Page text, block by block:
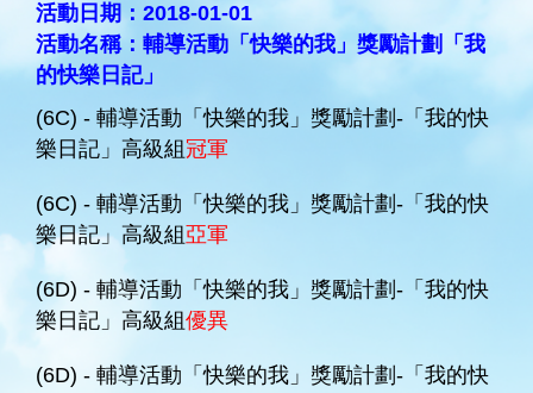
活動日期：2018-01-01
活動名稱：輔導活動「快樂的我」獎勵計劃「我
的快樂日記」
(6C) - 輔導活動「快樂的我」獎勵計劃-「我的快
樂日記」高級組 冠軍
(6C) - 輔導活動「快樂的我」獎勵計劃-「我的快
樂日記」高級組 亞軍
(6D) - 輔導活動「快樂的我」獎勵計劃-「我的快
樂日記」高級組優異
(6D) - 輔導活動「快樂的我」獎勵計劃-「我的快